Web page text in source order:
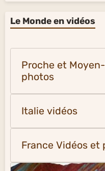
Le Monde en vidéos
Proche et
photos
Italie vidéos
France Vidéos et